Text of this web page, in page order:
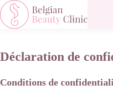
Déclaration de
Conditions de